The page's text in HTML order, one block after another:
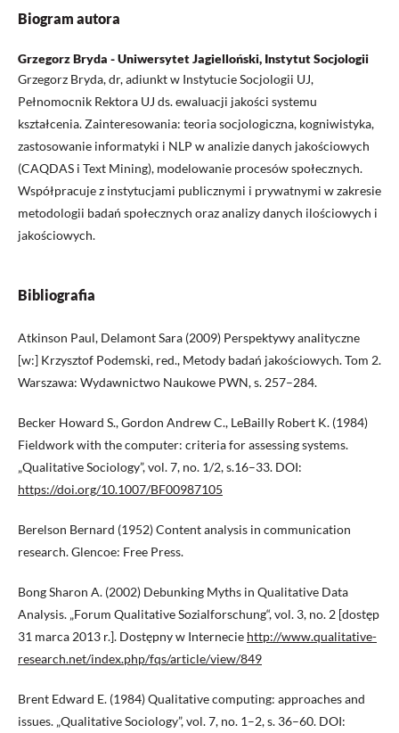
Biogram autora
Grzegorz Bryda - Uniwersytet Jagielloński, Instytut Socjologii
Grzegorz Bryda, dr, adiunkt w Instytucie Socjologii UJ,
Pełnomocnik Rektora UJ ds. ewaluacji jakości systemu
kształcenia. Zainteresowania: teoria socjologiczna, kogniwistyka,
zastosowanie informatyki i NLP w analizie danych jakościowych
(CAQDAS i Text Mining), modelowanie procesów społecznych.
Współpracuje z instytucjami publicznymi i prywatnymi w zakresie
metodologii badań społecznych oraz analizy danych ilościowych i
jakościowych.
Bibliografia
Atkinson Paul, Delamont Sara (2009) Perspektywy analityczne
[w:] Krzysztof Podemski, red., Metody badań jakościowych. Tom 2.
Warszawa: Wydawnictwo Naukowe PWN, s. 257–284.
Becker Howard S., Gordon Andrew C., LeBailly Robert K. (1984)
Fieldwork with the computer: criteria for assessing systems.
„Qualitative Sociology”, vol. 7, no. 1/2, s.16–33. DOI:
https://doi.org/10.1007/BF00987105
Berelson Bernard (1952) Content analysis in communication
research. Glencoe: Free Press.
Bong Sharon A. (2002) Debunking Myths in Qualitative Data
Analysis. „Forum Qualitative Sozialforschung“, vol. 3, no. 2 [dostęp
31 marca 2013 r.]. Dostępny w Internecie http://www.qualitative-
research.net/index.php/fqs/article/view/849
Brent Edward E. (1984) Qualitative computing: approaches and
issues. „Qualitative Sociology”, vol. 7, no. 1–2, s. 36–60. DOI: